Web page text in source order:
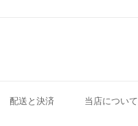
配送と決済 当店について